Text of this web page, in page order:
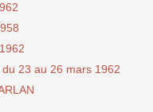
du 23 au 26 mars 1962